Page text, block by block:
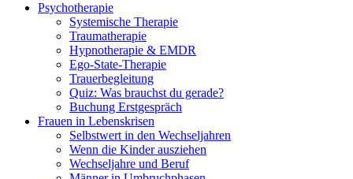
Psychotherapie
Systemische Therapie
Traumatherapie
Hypnotherapie & EMDR
Ego-State-Therapie
Trauerbegleitung
Quiz: Was brauchst du gerade?
Buchung Erstgespräch
Frauen in Lebenskrisen
Selbstwert in den Wechseljahren
Wenn die Kinder ausziehen
Wechseljahre und Beruf